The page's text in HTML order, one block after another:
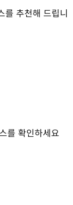
를 추천해 드립니
를 확인하세요